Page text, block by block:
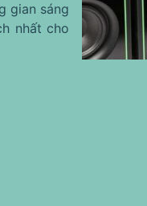
gian sáng
nhất cho